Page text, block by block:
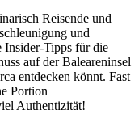
Reisende und
und
Insider-Tipps für die
auf der Baleareninsel
entdecken könnt. Fast
Portion
Authentizität!